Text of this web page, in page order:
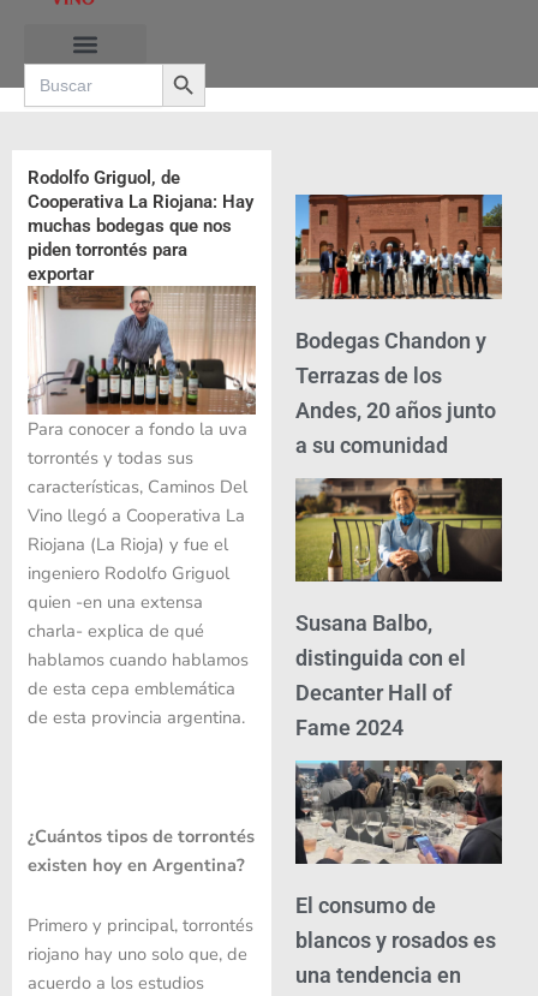
contenido
Search
for:
Search Button
Rodolfo Griguol, de
Cooperativa La Riojana: Hay
muchas bodegas que nos
piden torrontés para
exportar
Para conocer a fondo la uva
torrontés y todas sus
características, Caminos Del
Vino llegó a Cooperativa La
Riojana (La Rioja) y fue el
ingeniero Rodolfo Griguol
quien -en una extensa
charla- explica de qué
hablamos cuando hablamos
de esta cepa emblemática
de esta provincia argentina.
¿Cuántos tipos de torrontés
existen hoy en Argentina?
Primero y principal, torrontés
riojano hay uno solo que, de
acuerdo a los estudios
Bodegas Chandon y
Terrazas de los
Andes, 20 años junto
a su comunidad
Susana Balbo,
distinguida con el
Decanter Hall of
Fame 2024
El consumo de
blancos y rosados es
una tendencia en